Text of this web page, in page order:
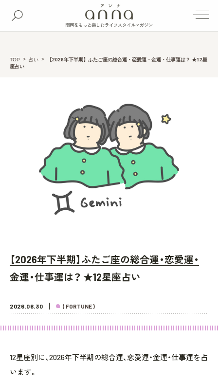
関西をもっと楽しむライフスタイルマガジン
TOP 占い
【2026年下半期】ふたご座の総合運・恋愛運・金運・仕事運は？ ★12星
座占い
【2026年下半期】ふたご座の総合運・恋愛運・
金運・仕事運は？ ★12星座占い
2026.06.30 ( FORTUNE )
12星座別に、2026年下半期の総合運、恋愛運・金運・仕事運を占
います。